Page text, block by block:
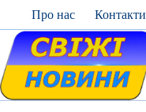
content
Про нас Контакти